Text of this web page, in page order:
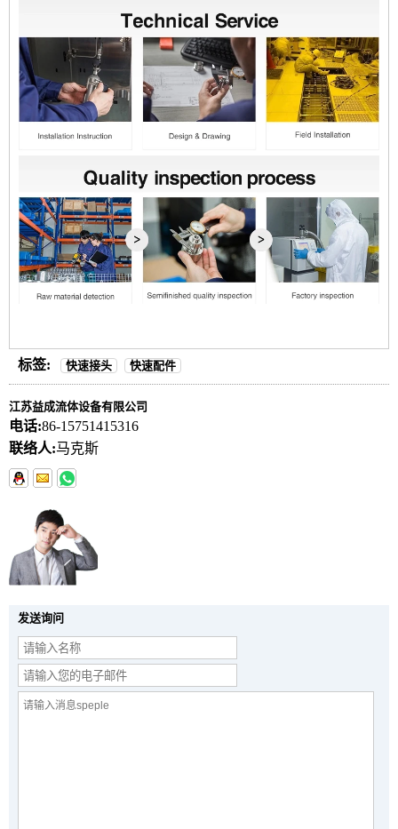
标签: 快速接头 快速配件
江苏益成流体设备有限公司
电话:86-15751415316
联络人:马克斯
发送询问